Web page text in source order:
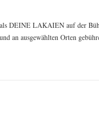
als DEINE LAKAIEN auf der
an ausgewählten Orten